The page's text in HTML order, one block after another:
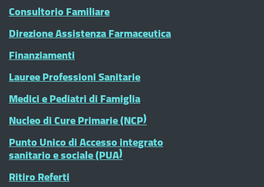
Consultorio Familiare
Direzione Assistenza Farmaceutica
Finanziamenti
Lauree Professioni Sanitarie
Medici e Pediatri di Famiglia
Nucleo di Cure Primarie (NCP)
Punto Unico di Accesso integrato
sanitario e sociale (PUA)
Ritiro Referti